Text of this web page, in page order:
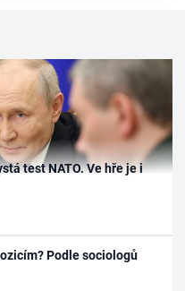
test NATO. Ve hře je i
Podle sociologů